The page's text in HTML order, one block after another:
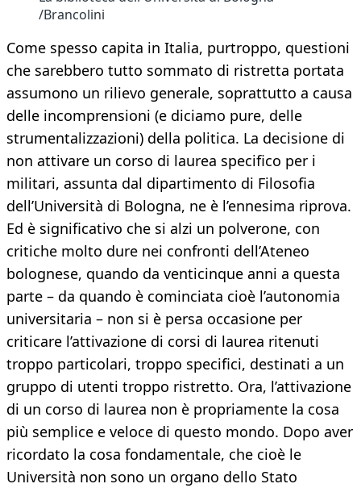
/Brancolini
Come spesso capita in Italia, purtroppo, questioni
che sarebbero tutto sommato di ristretta portata
assumono un rilievo generale, soprattutto a causa
delle incomprensioni (e diciamo pure, delle
strumentalizzazioni) della politica. La decisione di
non attivare un corso di laurea specifico per i
militari, assunta dal dipartimento di Filosofia
dell’Università di Bologna, ne è l’ennesima riprova.
Ed è significativo che si alzi un polverone, con
critiche molto dure nei confronti dell’Ateneo
bolognese, quando da venticinque anni a questa
parte – da quando è cominciata cioè l’autonomia
universitaria – non si è persa occasione per
criticare l’attivazione di corsi di laurea ritenuti
troppo particolari, troppo specifici, destinati a un
gruppo di utenti troppo ristretto. Ora, l’attivazione
di un corso di laurea non è propriamente la cosa
più semplice e veloce di questo mondo. Dopo aver
ricordato la cosa fondamentale, che cioè le
Università non sono un organo dello Stato